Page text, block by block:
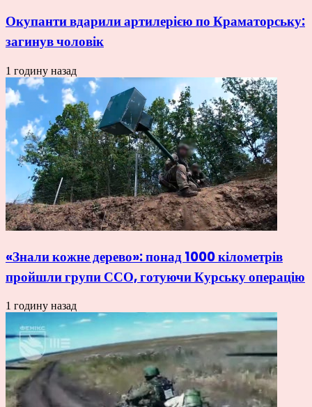
Окупанти вдарили артилерією по Краматорську:
загинув чоловік
1 годину назад
«Знали кожне дерево»: понад 1000 кілометрів
пройшли групи ССО, готуючи Курську операцію
1 годину назад